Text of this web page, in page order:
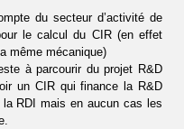
du secteur d’activité de
le calcul du CIR (en effet
même mécanique)
à parcourir du projet R&D
un CIR qui finance la R&D
RDI mais en aucun cas les